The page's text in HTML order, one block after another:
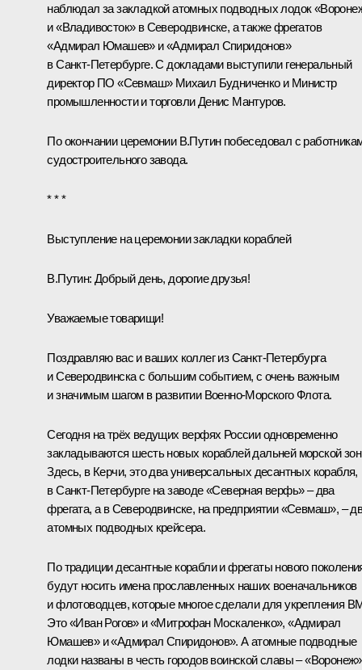
наблюдал за закладкой атомных подводных лодок
и «Владивосток» в Северодвинске, а также фрегатов
«Адмирал Юмашев» и «Адмирал Спиридонов»
в Санкт‑Петербурге. С докладами выступили генеральный
директор ПО «Севмаш» Михаил Будниченко и Министр
промышленности и торговли Денис Мантуров.
По окончании церемонии В.Путин побеседовал с
судостроительного завода.
* * *
Выступление на церемонии закладки кораблей
В.Путин: Добрый день, дорогие друзья!
Уважаемые товарищи!
Поздравляю вас и ваших коллег из Санкт‑Петербурга
и Северодвинска с большим событием, с очень важным
и значимым шагом в развитии Военно‑Морского Флота.
Сегодня на трёх ведущих верфях России одновременно
закладываются шесть новых кораблей дальней морской
Здесь, в Керчи, это два универсальных десантных корабля,
в Санкт‑Петербурге на заводе «Северная верфь» – два
фрегата, а в Северодвинске, на предприятии «Севмаш», –
атомных подводных крейсера.
По традиции десантные корабли и фрегаты нового
будут носить имена прославленных наших военачальников
и флотоводцев, которые многое сделали для укрепления
Это «Иван Рогов» и «Митрофан Москаленко», «Адмирал
Юмашев» и «Адмирал Спиридонов». А атомные подводные
лодки названы в честь городов воинской славы – «Воронеж»